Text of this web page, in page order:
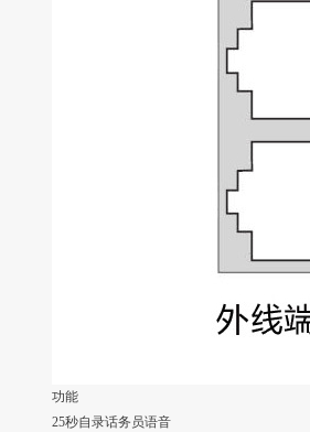
功能
25秒自录话务员语音